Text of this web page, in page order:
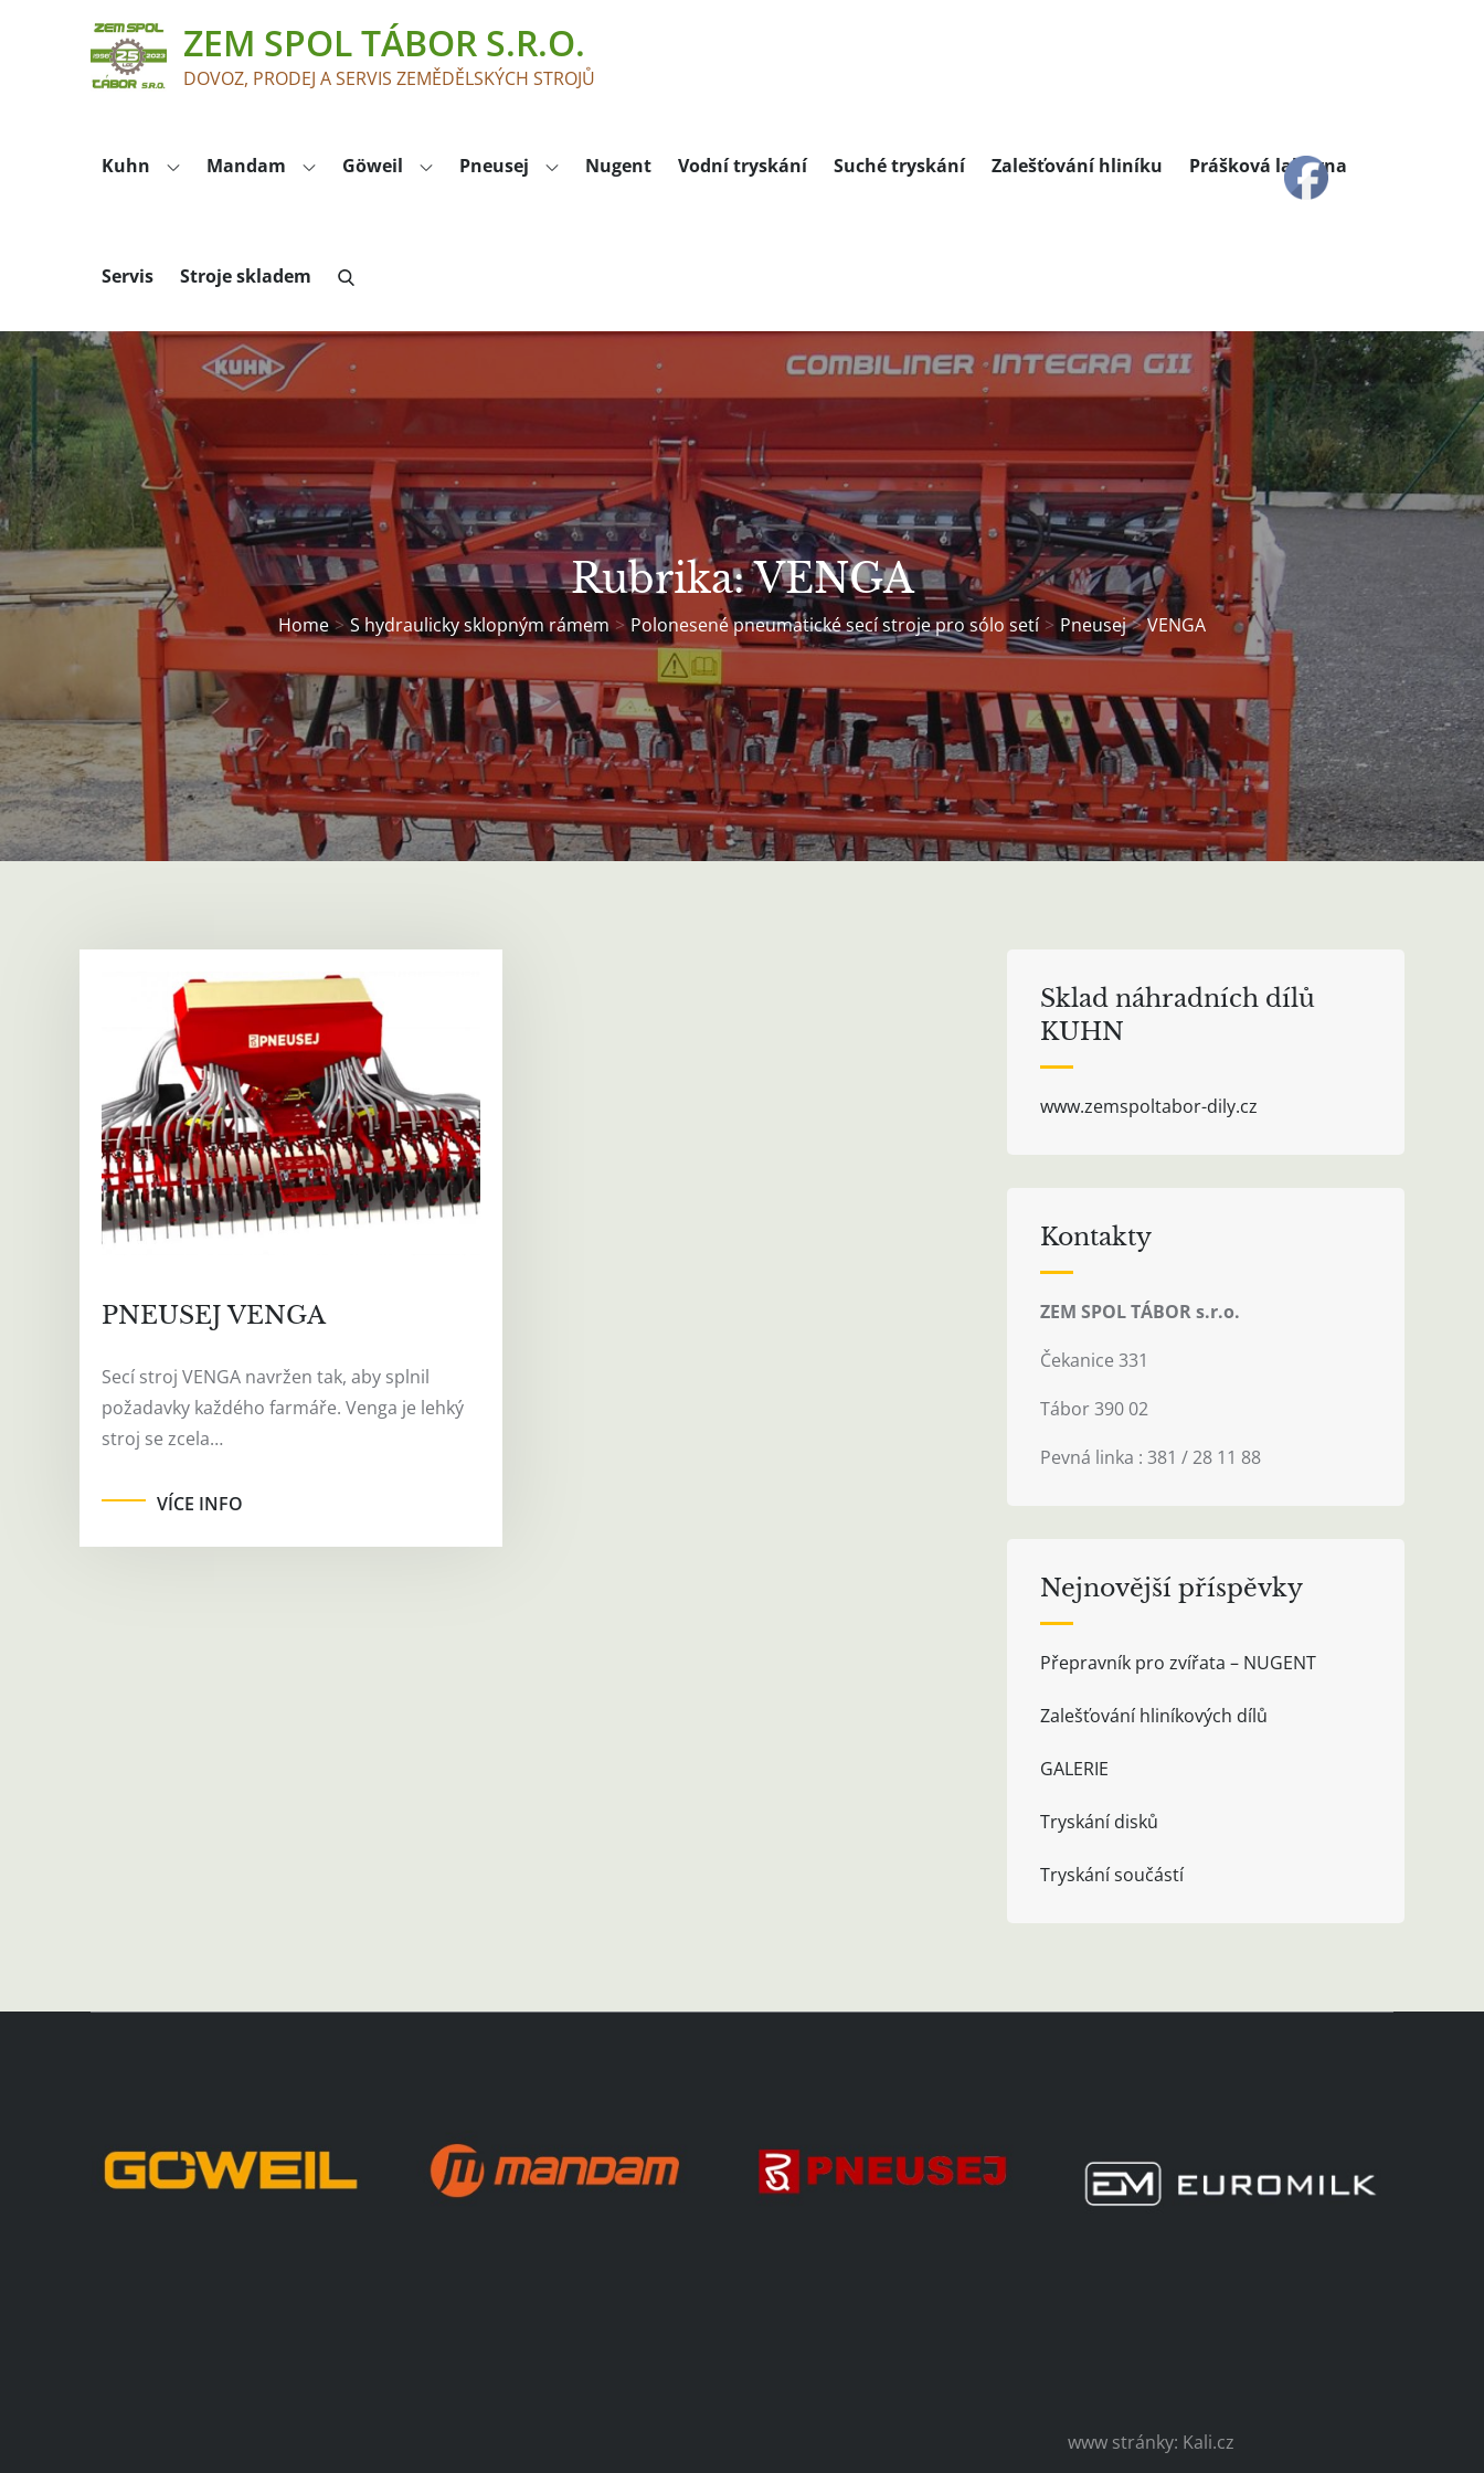
ZEM SPOL TÁBOR S.R.O.
DOVOZ, PRODEJ A SERVIS ZEMĚDĚLSKÝCH STROJŮ
Kuhn Mandam Göweil Pneusej Nugent Vodní tryskání Suché tryskání Zalešťování hliníku Prášková lakovna
Servis Stroje skladem
Rubrika:VENGA
Home S hydraulicky sklopným rámem Polonesené pneumatické secí stroje pro sólo setí Pneusej VENGA
PNEUSEJ VENGA
Secí stroj VENGA navržen tak, aby splnil
požadavky každého farmáře. Venga je lehký
stroj se zcela…
VÍCE INFO
Sklad náhradních dílů
KUHN
www.zemspoltabor-dily.cz
Kontakty
ZEM SPOL TÁBOR s.r.o.
Čekanice 331
Tábor 390 02
Pevná linka : 381 / 28 11 88
Nejnovější příspěvky
Přepravník pro zvířata – NUGENT
Zalešťování hliníkových dílů
GALERIE
Tryskání disků
Tryskání součástí
www stránky: Kali.cz